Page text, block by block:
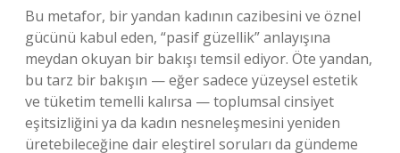
Bu metafor, bir yandan kadının cazibesini ve öznel
gücünü kabul eden, “pasif güzellik” anlayışına
meydan okuyan bir bakışı temsil ediyor. Öte yandan,
bu tarz bir bakışın — eğer sadece yüzeysel estetik
ve tüketim temelli kalırsa — toplumsal cinsiyet
eşitsizliğini ya da kadın nesneleşmesini yeniden
üretebileceğine dair eleştirel soruları da gündeme